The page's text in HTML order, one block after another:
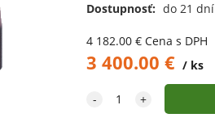
Dostupnosť: do 21 dní
4 182.00 €Cena s DPH
3 400.00 € ks